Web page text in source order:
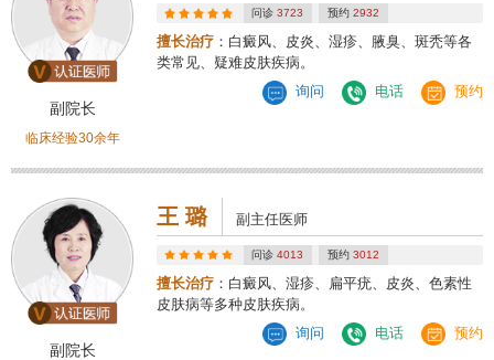
副院长
临床经验30余年
问诊3723 预约 2932
擅长治疗 ：白癜风、皮炎、湿疹、腋臭、斑秃等各
类常见、疑难皮肤疾病。
询问
电话 预约
副院长
王 璐 副主任医师
问诊4013 预约 3012
擅长治疗 ：白癜风、湿疹、扁平疣、皮炎、色素性
皮肤病等多种皮肤疾病。
询问
电话 预约